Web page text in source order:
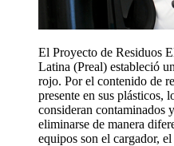
El Proyecto de Residuos
Latina (Preal) estableció
rojo. Por el contenido de
presente en sus plásticos,
consideran contaminados
eliminarse de manera
equipos son el cargador,